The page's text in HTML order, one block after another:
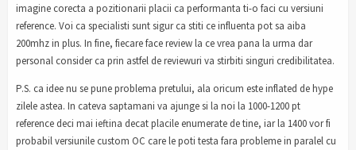
imagine corecta a pozitionarii placii ca performanta ti-o faci cu versiuni
reference. Voi ca specialisti sunt sigur ca stiti ce influenta pot sa aiba
200mhz in plus. In fine, fiecare face review la ce vrea pana la urma dar
personal consider ca prin astfel de reviewuri va stirbiti singuri credibilitatea.
P.S. ca idee nu se pune problema pretului, ala oricum este inflated de hype
zilele astea. In cateva saptamani va ajunge si la noi la 1000-1200 pt
reference deci mai ieftina decat placile enumerate de tine, iar la 1400 vor fi
probabil versiunile custom OC care le poti testa fara probleme in paralel cu